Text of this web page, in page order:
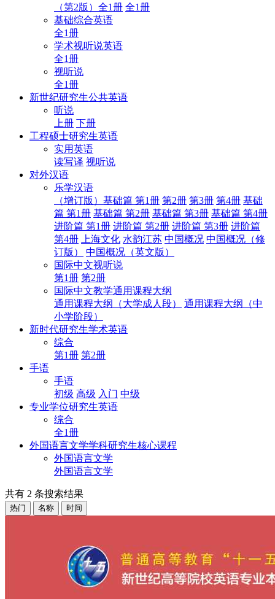
（第2版）全1册 全1册
基础综合英语
全1册
学术视听说英语
全1册
视听说
全1册
新世纪研究生公共英语
听说
上册 下册
工程硕士研究生英语
实用英语
读写译 视听说
对外汉语
乐学汉语
（增订版）基础篇 第1册 第2册 第3册 第4册 基础
篇 第1册 基础篇 第2册 基础篇 第3册 基础篇 第4册
进阶篇 第1册 进阶篇 第2册 进阶篇 第3册 进阶篇
第4册
上海文化 水韵江苏 中国概况 中国概况（修
订版）
中国概况（英文版）
国际中文视听说
第1册 第2册
国际中文教学通用课程大纲
通用课程大纲（大学成人段）
通用课程大纲（中
小学阶段）
新时代研究生学术英语
综合
第1册 第2册
手语
手语
初级 高级 入门 中级
专业学位研究生英语
综合
全1册
外国语言文学学科研究生核心课程
外国语言文学
外国语言文学
共有 2 条搜索结果
热门 名称 时间